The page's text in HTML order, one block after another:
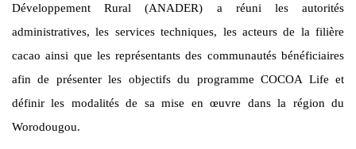
Développement Rural (ANADER) a réuni les autorités
administratives, les services techniques, les acteurs de la filière
cacao ainsi que les représentants des communautés bénéficiaires
afin de présenter les objectifs du programme COCOA Life et
définir les modalités de sa mise en œuvre dans la région du
Worodougou.